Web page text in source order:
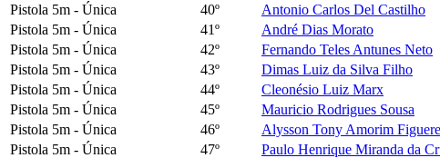
Pistola 5m - Única
40º Antonio Carlos Del Castilho
Pistola 5m - Única
41º André Dias Morato
Pistola 5m - Única
42º Fernando Teles Antunes Neto
Pistola 5m - Única
43º Dimas Luiz da Silva Filho
Pistola 5m - Única
44º Cleonésio Luiz Marx
Pistola 5m - Única
45º Mauricio Rodrigues Sousa
Pistola 5m - Única
46º Alysson Tony Amorim
Pistola 5m - Única
47º Paulo Henrique Miranda da